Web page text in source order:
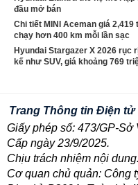
đầu mở bán
Chi tiết MINI Aceman giá
chạy hơn 400 km mỗi lần sạc
Hyundai Stargazer X 2026 rục
kế như SUV, giá khoảng 769
Trang Thông tin Điện tử
Giấy phép số: 473/GP-Sở
Cấp ngày 23/9/2025.
Chịu trách nhiệm nội
Cơ quan chủ quản: Công